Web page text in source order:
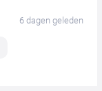
6 dagen geleden